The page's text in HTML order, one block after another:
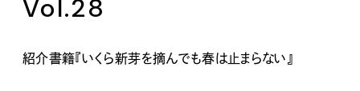
Vol.28
紹介書籍『いくら新芽を摘んでも春は止まらない』